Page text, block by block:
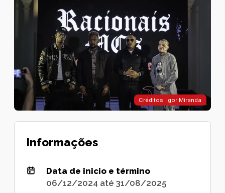
Créditos: Igor Miranda
Informações
Data de inicio e término
06/12/2024 até 31/08/2025